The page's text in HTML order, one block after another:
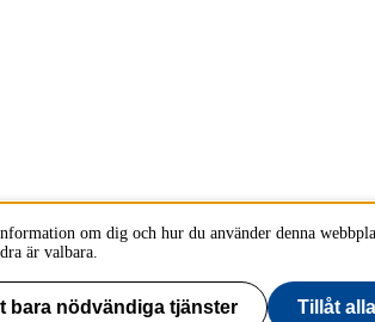
om dig och hur du använder denna
är valbara.
bara nödvändiga tjänster Tillåt